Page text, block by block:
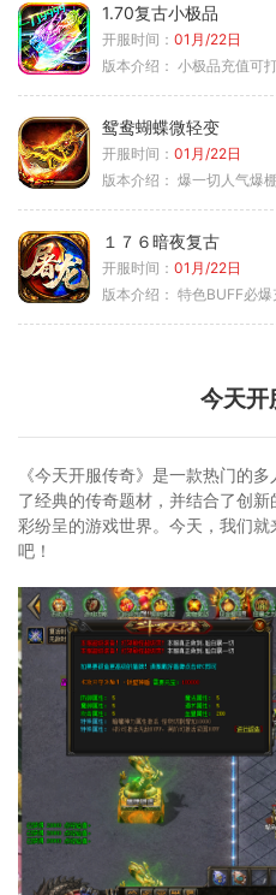
1.70复古小极品
开服时间： 01月/22日
版本介绍： 小极品充值可
鸳鸯蝴蝶微轻变
开服时间： 01月/22日
版本介绍： 爆一切人气爆
１７６暗夜复古
开服时间： 01月/22日
版本介绍： 特色BUFF必
今天开
《今天开服传奇》是一款热门的
了经典的传奇题材，并结合了创
彩纷呈的游戏世界。今天，我们
吧！